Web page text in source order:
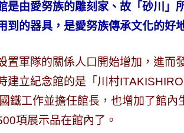
是由愛努族的雕刻家、故「砂川」
到的器具，是愛努族傳承文化的好
置軍隊的關係人口開始增加，進而
建立紀念館的是「川村
鐵工作並擔任館長，也增加了館
項展示品在館內了。